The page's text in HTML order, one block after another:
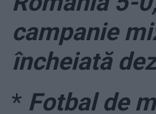
campanie
încheiată
* Fotbal de